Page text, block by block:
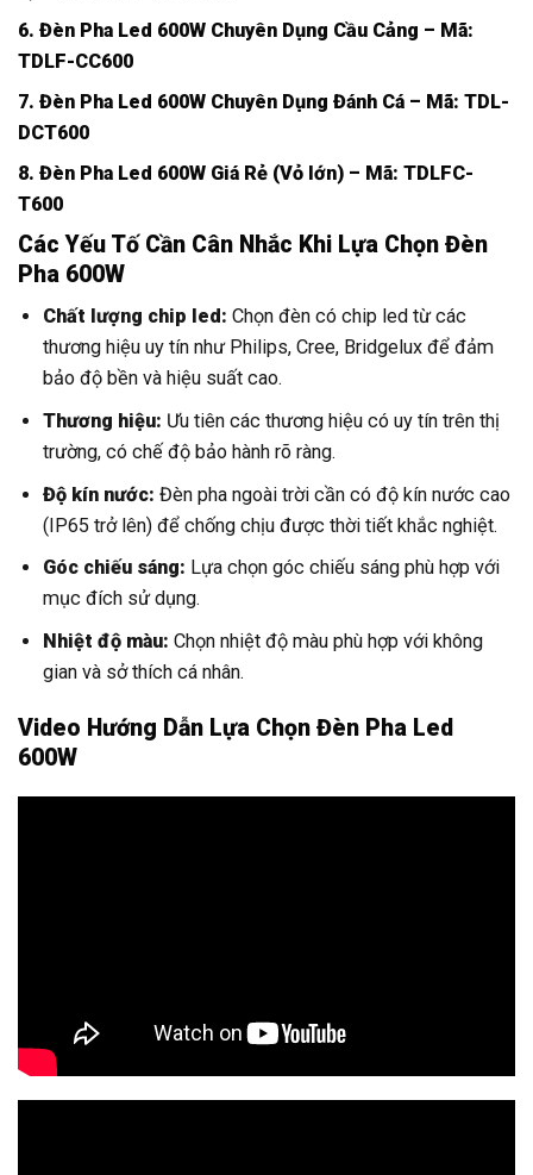
6. Đèn Pha Led 600W Chuyên Dụng Cầu Cảng – Mã:
TDLF-CC600
7. Đèn Pha Led 600W Chuyên Dụng Đánh Cá – Mã: TDL-
DCT600
8. Đèn Pha Led 600W Giá Rẻ (Vỏ lớn) – Mã: TDLFC-
T600
Các Yếu Tố Cần Cân Nhắc Khi Lựa Chọn Đèn
Pha 600W
Chất lượng chip led: Chọn đèn có chip led từ các
thương hiệu uy tín như Philips, Cree, Bridgelux để đảm
bảo độ bền và hiệu suất cao.
Thương hiệu: Ưu tiên các thương hiệu có uy tín trên thị
trường, có chế độ bảo hành rõ ràng.
Độ kín nước: Đèn pha ngoài trời cần có độ kín nước cao
(IP65 trở lên) để chống chịu được thời tiết khắc nghiệt.
Góc chiếu sáng: Lựa chọn góc chiếu sáng phù hợp với
mục đích sử dụng.
Nhiệt độ màu: Chọn nhiệt độ màu phù hợp với không
gian và sở thích cá nhân.
Video Hướng Dẫn Lựa Chọn Đèn Pha Led
600W